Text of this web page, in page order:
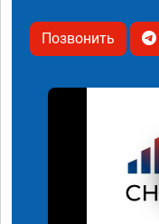
Позвонить